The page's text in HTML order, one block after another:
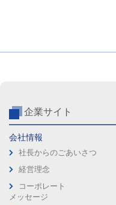
企業サイト
会社情報
社長からのごあいさつ
経営理念
コーポレート
メッセージ